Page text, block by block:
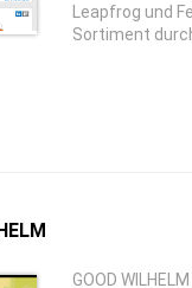
Leapfrog und
Sortiment
GOOD